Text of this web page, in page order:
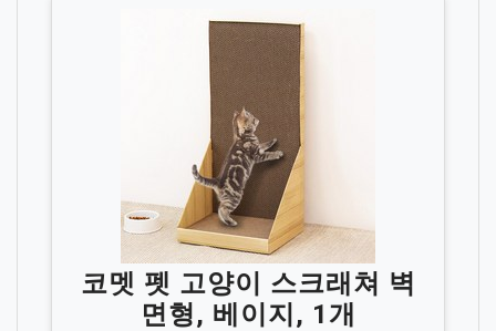
코멧 펫 고양이 스크래쳐 벽
면형, 베이지, 1개